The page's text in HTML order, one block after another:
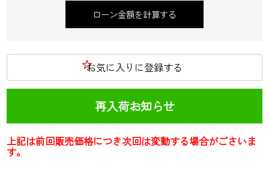
ローン金額を計算する
お気に入りに登録する
再入荷お知らせ
上記は前回販売価格につき次回は変動する場合がごさいま
す。